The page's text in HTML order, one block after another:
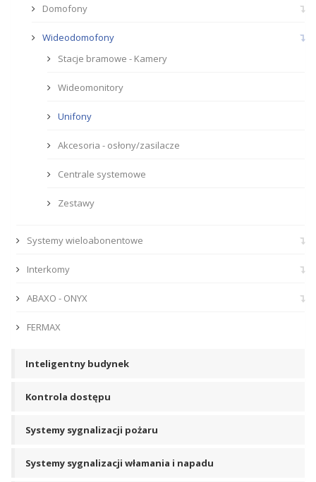
Domofony
Wideodomofony
Stacje bramowe - Kamery
Wideomonitory
Unifony
Akcesoria - osłony/zasilacze
Centrale systemowe
Zestawy
Systemy wieloabonentowe
Interkomy
ABAXO - ONYX
FERMAX
Inteligentny budynek
Kontrola dostępu
Systemy sygnalizacji pożaru
Systemy sygnalizacji włamania i napadu